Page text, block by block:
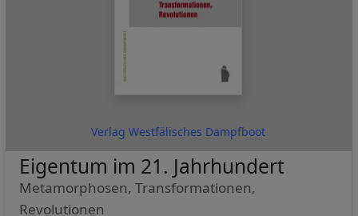
Verlag Westfälisches Dampfboot
Eigentum im 21. Jahrhundert
Metamorphosen, Transformationen,
Revolutionen